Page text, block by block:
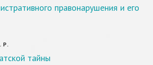
правонарушения и его
Р.
тайны